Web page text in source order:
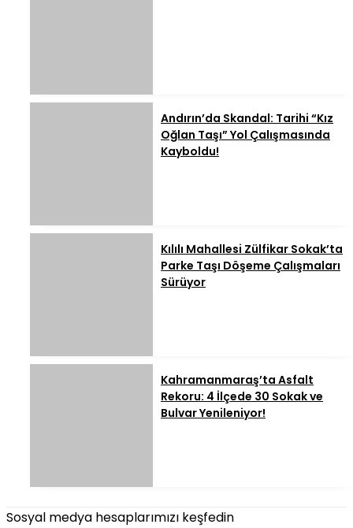
Andırın’da Skandal: Tarihi “Kız
Oğlan Taşı” Yol Çalışmasında
Kayboldu!
Kılılı Mahallesi Zülfikar Sokak’ta
Parke Taşı Döşeme Çalışmaları
Sürüyor
Kahramanmaraş’ta Asfalt
Rekoru: 4 İlçede 30 Sokak ve
Bulvar Yenileniyor!
Sosyal medya hesaplarımızı keşfedin